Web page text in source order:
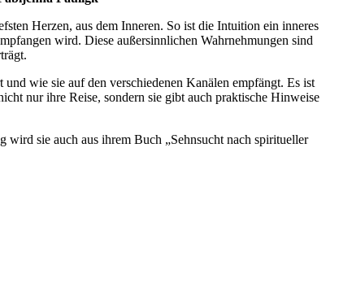
Herzen, aus dem Inneren. So ist die Intuition ein inneres
wird. Diese außersinnlichen Wahrnehmungen sind
wie sie auf den verschiedenen Kanälen empfängt. Es ist
nur ihre Reise, sondern sie gibt auch praktische Hinweise
sie auch aus ihrem Buch „Sehnsucht nach spiritueller